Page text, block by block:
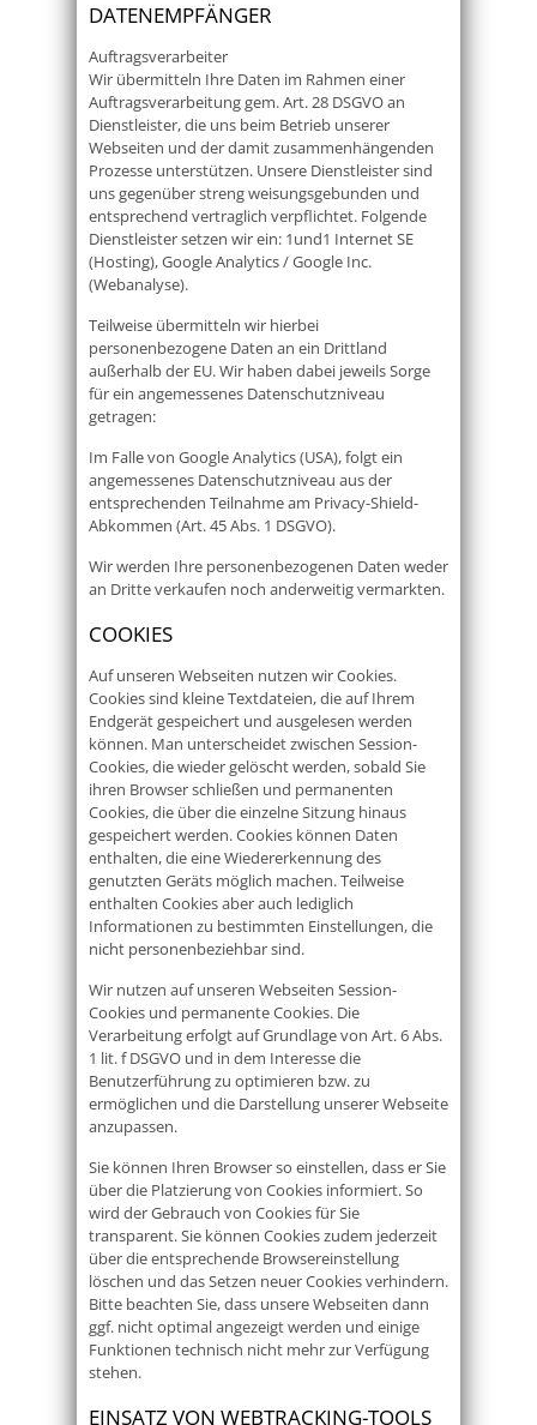
DATENEMPFÄNGER
Auftragsverarbeiter
Wir übermitteln Ihre Daten im Rahmen einer
Auftragsverarbeitung gem. Art. 28 DSGVO an
Dienstleister, die uns beim Betrieb unserer
Webseiten und der damit zusammenhängenden
Prozesse unterstützen. Unsere Dienstleister sind
uns gegenüber streng weisungsgebunden und
entsprechend vertraglich verpflichtet. Folgende
Dienstleister setzen wir ein: 1und1 Internet SE
(Hosting), Google Analytics / Google Inc.
(Webanalyse).
Teilweise übermitteln wir hierbei
personenbezogene Daten an ein Drittland
außerhalb der EU. Wir haben dabei jeweils Sorge
für ein angemessenes Datenschutzniveau
getragen:
Im Falle von Google Analytics (USA), folgt ein
angemessenes Datenschutzniveau aus der
entsprechenden Teilnahme am Privacy-Shield-
Abkommen (Art. 45 Abs. 1 DSGVO).
Wir werden Ihre personenbezogenen Daten weder
an Dritte verkaufen noch anderweitig vermarkten.
COOKIES
Auf unseren Webseiten nutzen wir Cookies.
Cookies sind kleine Textdateien, die auf Ihrem
Endgerät gespeichert und ausgelesen werden
können. Man unterscheidet zwischen Session-
Cookies, die wieder gelöscht werden, sobald Sie
ihren Browser schließen und permanenten
Cookies, die über die einzelne Sitzung hinaus
gespeichert werden. Cookies können Daten
enthalten, die eine Wiedererkennung des
genutzten Geräts möglich machen. Teilweise
enthalten Cookies aber auch lediglich
Informationen zu bestimmten Einstellungen, die
nicht personenbeziehbar sind.
Wir nutzen auf unseren Webseiten Session-
Cookies und permanente Cookies. Die
Verarbeitung erfolgt auf Grundlage von Art. 6 Abs.
1 lit. f DSGVO und in dem Interesse die
Benutzerführung zu optimieren bzw. zu
ermöglichen und die Darstellung unserer Webseite
anzupassen.
Sie können Ihren Browser so einstellen, dass er Sie
über die Platzierung von Cookies informiert. So
wird der Gebrauch von Cookies für Sie
transparent. Sie können Cookies zudem jederzeit
über die entsprechende Browsereinstellung
löschen und das Setzen neuer Cookies verhindern.
Bitte beachten Sie, dass unsere Webseiten dann
ggf. nicht optimal angezeigt werden und einige
Funktionen technisch nicht mehr zur Verfügung
stehen.
EINSATZ VON WEBTRACKING-TOOLS